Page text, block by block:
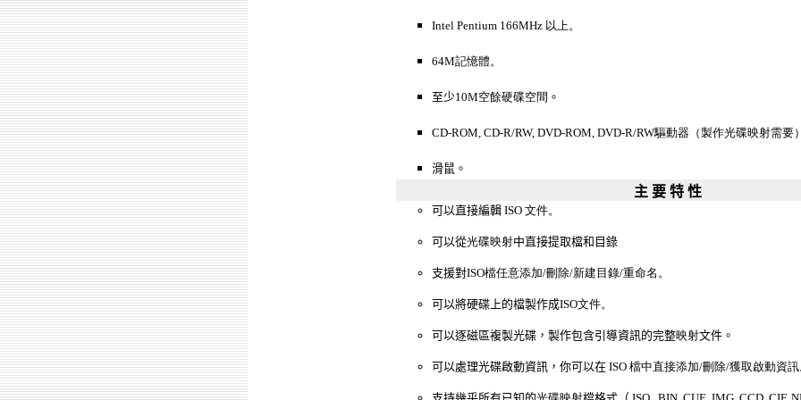
Intel Pentium 166MHz 以上。
64M記憶體。
至少10M空餘硬碟空間 。
CD-ROM, CD-R/RW, DVD-ROM, DVD-R/RW驅動器（製作光碟映射需要）
滑鼠。
主 要 特 性
可以直接編輯ISO 文件。
可以從光碟映射中直接提取檔和目錄
支援對ISO檔任意添加/刪除/新建目錄/重命名。
可以將硬碟上的檔製作成ISO文件。
可以逐磁區複製光碟，製作包含引導資訊的完整映射文件。
可以處理光碟啟動資訊，你可以在ISO 檔中直接添加/刪除/獲取啟動資訊